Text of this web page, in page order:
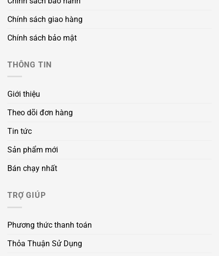
Chính sách giao hàng
Chính sách bảo mật
THÔNG TIN
Giới thiệu
Theo dõi đơn hàng
Tin tức
Sản phẩm mới
Bán chạy nhất
TRỢ GIÚP
Phương thức thanh toán
Thỏa Thuận Sử Dụng